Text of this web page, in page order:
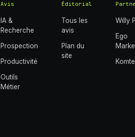
Avis
IA &
Recherche
Prospection
Productivité
Outils
Métier
Éditorial
Tous les
avis
Plan du
site
Willy
Ego